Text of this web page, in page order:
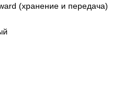
(хранение и передача)